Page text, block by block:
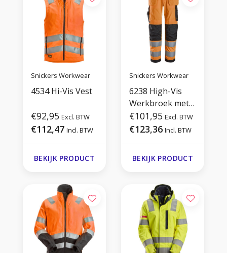
Snickers Workwear
4534 Hi-Vis Vest
€92,95 Excl. BTW
€112,47 Incl. BTW
BEKIJK PRODUCT
Snickers Workwear
6238 High-Vis
Werkbroek met
Holsterzakken
€101,95 Excl. BTW
€123,36 Incl. BTW
BEKIJK PRODUCT